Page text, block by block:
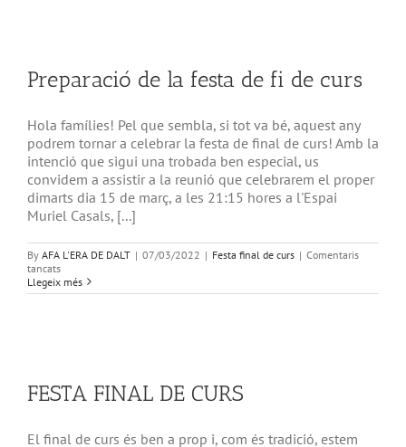
Preparació de la festa de fi de curs
Hola famílies! Pel que sembla, si tot va bé, aquest any
podrem tornar a celebrar la festa de final de curs! Amb la
intenció que sigui una trobada ben especial, us
convidem a assistir a la reunió que celebrarem el proper
dimarts dia 15 de març, a les 21:15 hores a l'Espai
Muriel Casals, [...]
By AFA L'ERA DE DALT | 07/03/2022 | Festa final de curs | Comentaris
tancatsa
Preparació
de
Llegeix més
FESTA FINAL DE CURS
El final de curs és ben a prop i, com és tradició, estem